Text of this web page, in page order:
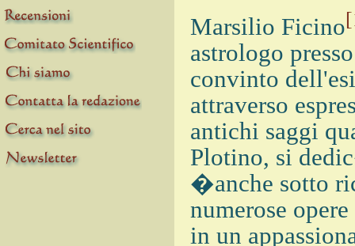
Marsilio Ficino
astrologo
convinto
attraverso
antichi saggi
Plotino, si
�anche sotto
numerose
in un